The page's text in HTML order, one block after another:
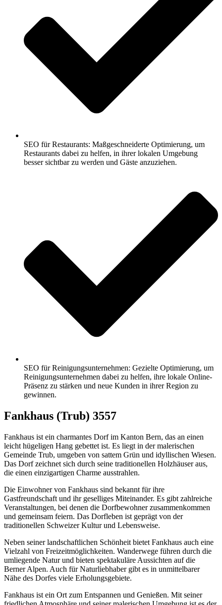
SEO für Restaurants: Maßgeschneiderte Optimierung, um
Restaurants dabei zu helfen, in ihrer lokalen Umgebung
besser sichtbar zu werden und Gäste anzuziehen.
SEO für Reinigungsunternehmen: Gezielte Optimierung, um
Reinigungsunternehmen dabei zu helfen, ihre lokale Online-
Präsenz zu stärken und neue Kunden in ihrer Region zu
gewinnen.
Fankhaus (Trub) 3557
Fankhaus ist ein charmantes Dorf im Kanton Bern, das an einen
leicht hügeligen Hang gebettet ist. Es liegt in der malerischen
Gemeinde Trub, umgeben von sattem Grün und idyllischen Wiesen.
Das Dorf zeichnet sich durch seine traditionellen Holzhäuser aus,
die einen einzigartigen Charme ausstrahlen.
Die Einwohner von Fankhaus sind bekannt für ihre
Gastfreundschaft und ihr geselliges Miteinander. Es gibt zahlreiche
Veranstaltungen, bei denen die Dorfbewohner zusammenkommen
und gemeinsam feiern. Das Dorfleben ist geprägt von der
traditionellen Schweizer Kultur und Lebensweise.
Neben seiner landschaftlichen Schönheit bietet Fankhaus auch eine
Vielzahl von Freizeitmöglichkeiten. Wanderwege führen durch die
umliegende Natur und bieten spektakuläre Aussichten auf die
Berner Alpen. Auch für Naturliebhaber gibt es in unmittelbarer
Nähe des Dorfes viele Erholungsgebiete.
Fankhaus ist ein Ort zum Entspannen und Genießen. Mit seiner